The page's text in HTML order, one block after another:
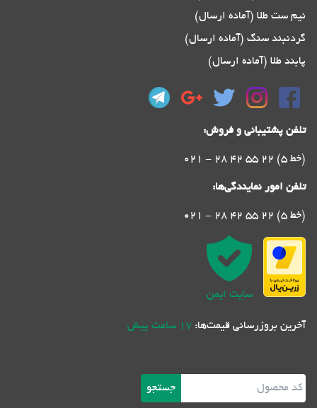
نیم ست طلا (آماده ارسال)
گردنبند سنگ (آماده ارسال)
پابند طلا (آماده ارسال)
تلفن پشتیبانی و فروش:
021 - 28 42 55 22 (5 خط)
تلفن امور نمایندگی‌ها:
021 - 28 42 55 22 (5 خط)
سایت ایمن
آخرین بروزرسانی قیمت‌ها: 17 ساعت پیش
جستجو